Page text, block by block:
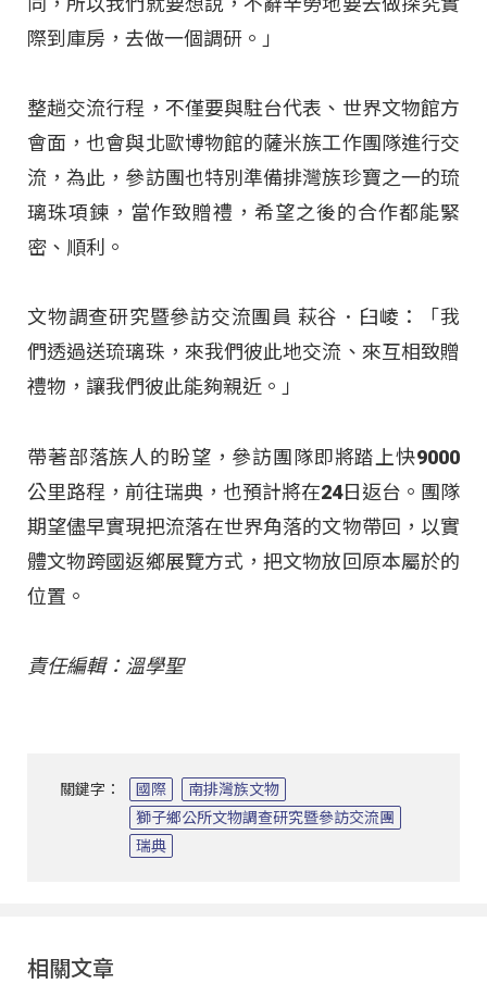
際到庫房，去做一個調研。」
整趟交流行程，不僅要與駐台代表、世界文物館方
會面，也會與北歐博物館的薩米族工作團隊進行交
流，為此，參訪團也特別準備排灣族珍寶之一的琉
璃珠項鍊，當作致贈禮，希望之後的合作都能緊
密、順利。
文物調查研究暨參訪交流團員 萩谷．臼崚：「我
們透過送琉璃珠，來我們彼此地交流、來互相致贈
禮物，讓我們彼此能夠親近。」
帶著部落族人的盼望，參訪團隊即將踏上快9000
公里路程，前往瑞典，也預計將在24日返台。團隊
期望儘早實現把流落在世界角落的文物帶回，以實
體文物跨國返鄉展覽方式，把文物放回原本屬於的
位置。
責任編輯：溫學聖
關鍵字： 國際
南排灣族文物
獅子鄉公所文物調查研究暨參訪交流團
瑞典
相關文章